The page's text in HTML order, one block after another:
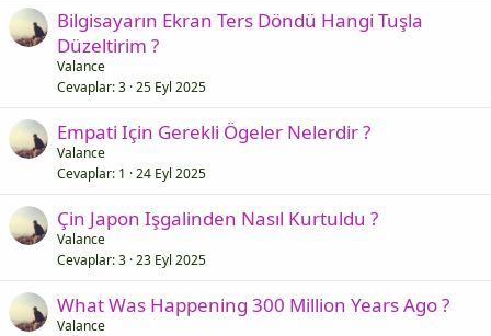
Bilgisayarın Ekran Ters Döndü Hangi Tuşla
Düzeltirim ?
Valance
Cevaplar 3 25 Eyl 2025
Empati Için Gerekli Ögeler Nelerdir ?
Valance
Cevaplar 1 24 Eyl 2025
Çin Japon Işgalinden Nasıl Kurtuldu ?
Valance
Cevaplar 3 23 Eyl 2025
What Was Happening 300 Million Years Ago ?
Valance